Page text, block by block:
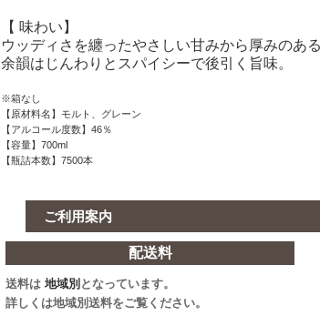
【 味わい】
ウッディさを纏ったやさしい甘みから厚みのあ
余韻はじんわりとスパイシーで後引く旨味。
※箱なし
【原材料名】モルト、グレーン
【アルコール度数】46％
【容量】700ml
【瓶詰本数】7500本
ご利用案内
配送料
送料は 地域別 となっています。
詳しくは地域別送料をご覧ください。